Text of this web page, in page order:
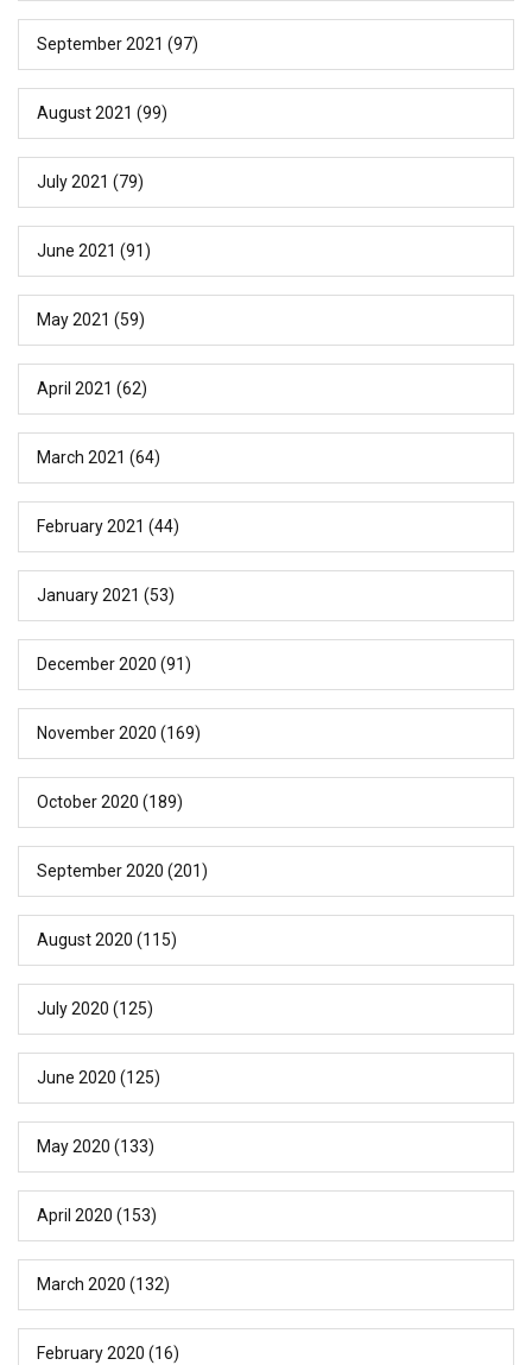
September 2021 (97)
August 2021 (99)
July 2021 (79)
June 2021 (91)
May 2021 (59)
April 2021 (62)
March 2021 (64)
February 2021 (44)
January 2021 (53)
December 2020 (91)
November 2020 (169)
October 2020 (189)
September 2020 (201)
August 2020 (115)
July 2020 (125)
June 2020 (125)
May 2020 (133)
April 2020 (153)
March 2020 (132)
February 2020 (16)